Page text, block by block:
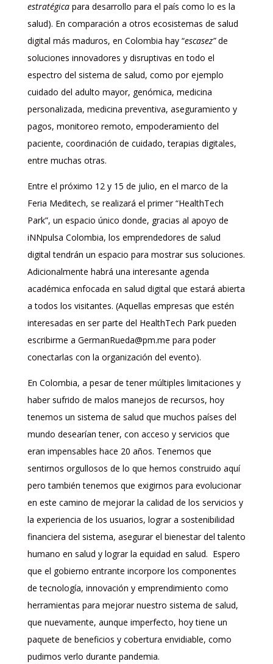
estratégica para desarrollo para el país como lo es la
salud). En comparación a otros ecosistemas de salud
digital más maduros, en Colombia hay “escasez”de
soluciones innovadores y disruptivas en todo el
espectro del sistema de salud, como por ejemplo
cuidado del adulto mayor, genómica, medicina
personalizada, medicina preventiva, aseguramiento y
pagos, monitoreo remoto, empoderamiento del
paciente, coordinación de cuidado, terapias digitales,
entre muchas otras.
Entre el próximo 12 y 15 de julio, en el marco de la
Feria Meditech, se realizará el primer “HealthTech
Park”, un espacio único donde, gracias al apoyo de
iNNpulsa Colombia, los emprendedores de salud
digital tendrán un espacio para mostrar sus soluciones.
Adicionalmente habrá una interesante agenda
académica enfocada en salud digital que estará abierta
a todos los visitantes. (Aquellas empresas que estén
interesadas en ser parte del HealthTech Park pueden
escribirme a GermanRueda@pm.me para poder
conectarlas con la organización del evento).
En Colombia, a pesar de tener múltiples limitaciones y
haber sufrido de malos manejos de recursos, hoy
tenemos un sistema de salud que muchos países del
mundo desearían tener, con acceso y servicios que
eran impensables hace 20 años. Tenemos que
sentirnos orgullosos de lo que hemos construido aquí
pero también tenemos que exigirnos para evolucionar
en este camino de mejorar la calidad de los servicios y
la experiencia de los usuarios, lograr a sostenibilidad
financiera del sistema, asegurar el bienestar del talento
humano en salud y lograr la equidad en salud. Espero
que el gobierno entrante incorpore los componentes
de tecnología, innovación y emprendimiento como
herramientas para mejorar nuestro sistema de salud,
que nuevamente, aunque imperfecto, hoy tiene un
paquete de beneficios y cobertura envidiable, como
pudimos verlo durante pandemia.